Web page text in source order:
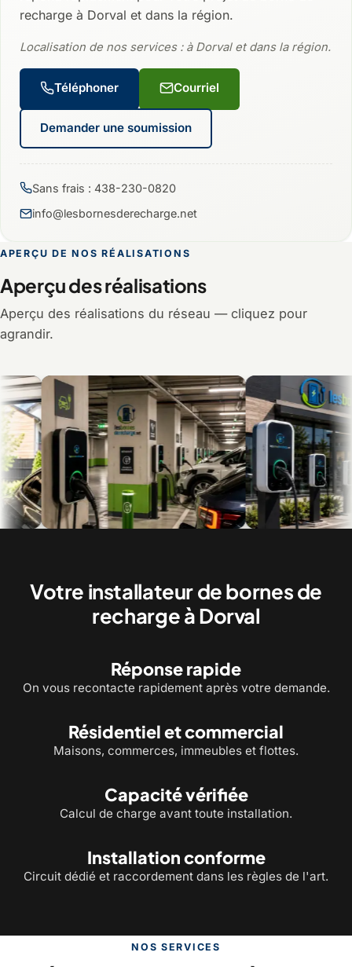
recharge à Dorval et dans la région.
Localisation de nos services : à Dorval et dans la région.
Téléphoner Courriel
Demander une soumission
Sans frais : 438-230-0820
info@lesbornesderecharge.net
APERÇU DE NOS RÉALISATIONS
Aperçu des réalisations
Aperçu des réalisations du réseau — cliquez pour
agrandir.
Votre installateur de bornes de
recharge à Dorval
Réponse rapide
On vous recontacte rapidement après votre demande.
Résidentiel et commercial
Maisons, commerces, immeubles et flottes.
Capacité vérifiée
Calcul de charge avant toute installation.
Installation conforme
Circuit dédié et raccordement dans les règles de l'art.
NOS SERVICES